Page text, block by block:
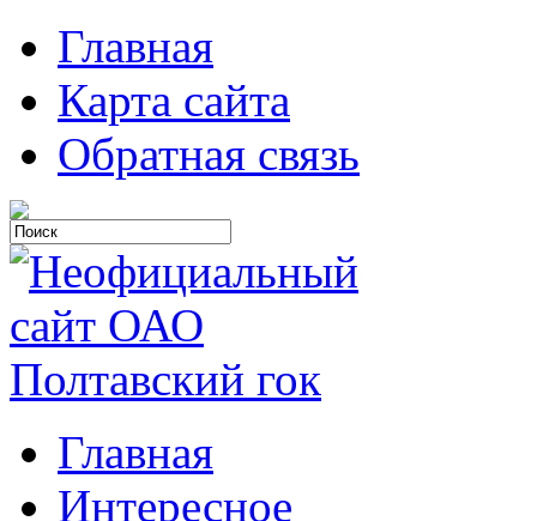
Главная
Карта сайта
Обратная связь
Главная
Интересное